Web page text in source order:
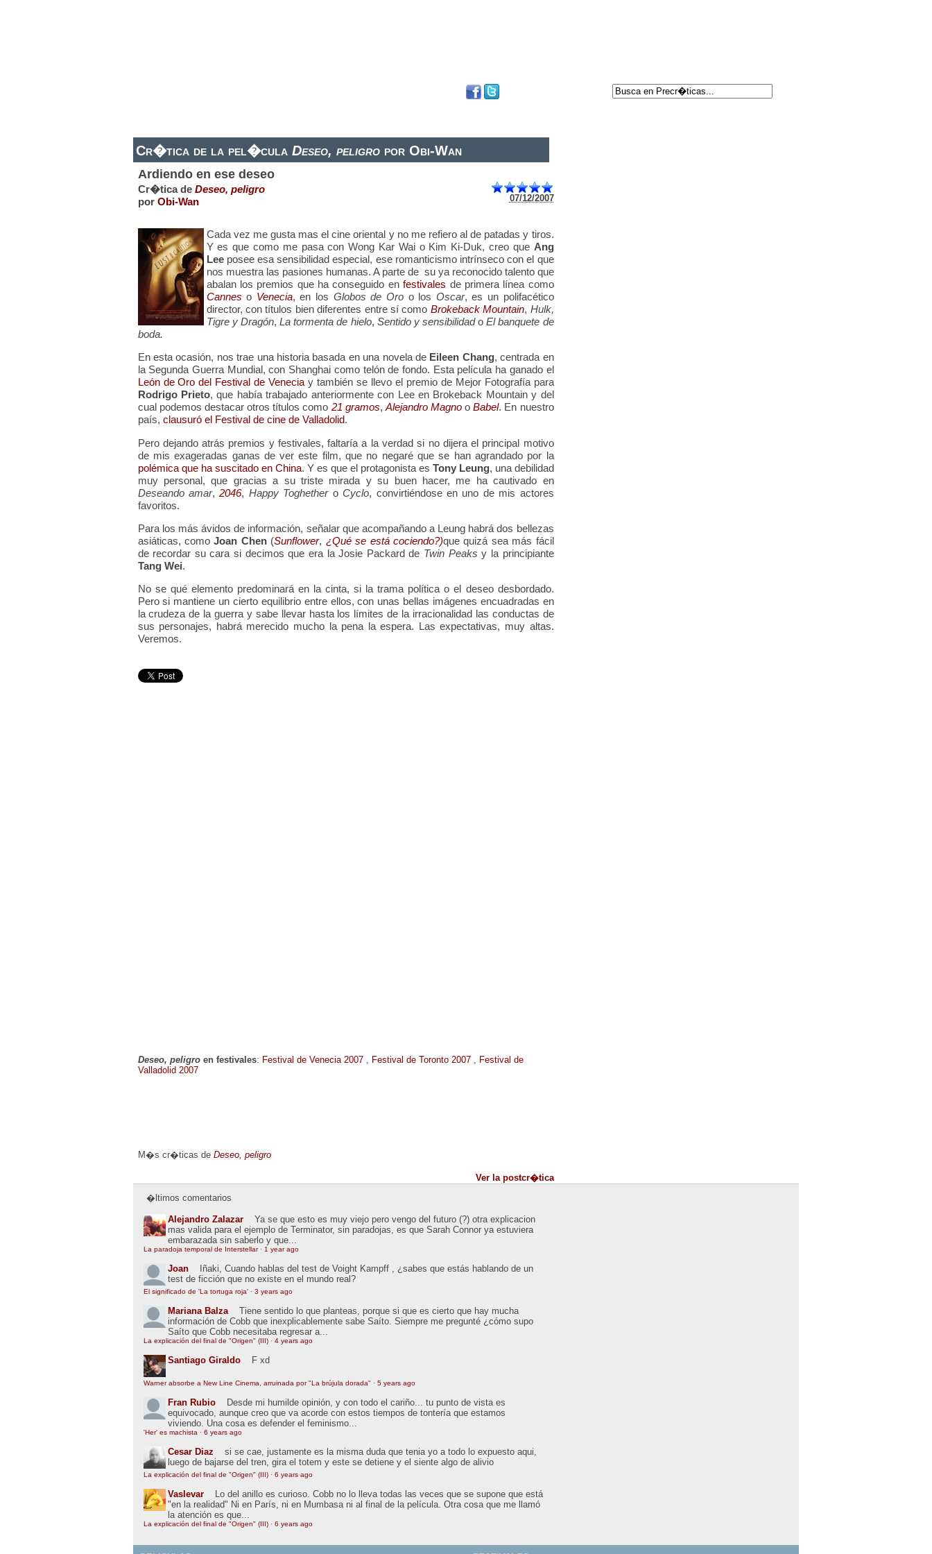
Cr�tica de la pel�cula Deseo, peligro por Obi-Wan
Ardiendo en ese deseo
07/12/2007
Cr�tica de Deseo, peligro
por Obi-Wan
Cada vez me gusta mas el cine oriental y no me refiero al de patadas y tiros.
Y es que como me pasa con Wong Kar Wai o Kim Ki-Duk, creo que Ang
Leeposee esa sensibilidad especial, ese romanticismo intrínseco con el que
nos muestra las pasiones humanas. A parte de su ya reconocido talento que
abalan los premios que ha conseguido enfestivales de primera línea como
Canneso Venecia, en los Globos de Oroo los Oscar, es un polifacético
director, con títulos bien diferentes entre sí como Brokeback Mountain, Hulk,
Tigre y Dragón,La tormenta de hielo, Sentido y sensibilidado El banquete de
boda.
En esta ocasión, nos trae una historia basada en una novela de Eileen Chang, centrada en
la Segunda Guerra Mundial, con Shanghai como telón de fondo. Esta película ha ganado el
León de Oro del Festival de Venecia y también se llevo el premio de Mejor Fotografía para
Rodrigo Prieto, que había trabajado anteriormente con Lee en Brokeback Mountain y del
cual podemos destacar otros títulos como 21 gramos, Alejandro Magno oBabel. En nuestro
país, clausuró el Festival de cine de Valladolid.
Pero dejando atrás premios y festivales, faltaría a la verdad si no dijera el principal motivo
de mis exageradas ganas de ver este film, que no negaré que se han agrandado por la
polémica que ha suscitado en China. Y es que el protagonista es Tony Leung, una debilidad
muy personal, que gracias a su triste mirada y su buen hacer, me ha cautivado en
Deseando amar,2046, Happy ToghetheroCyclo, convirtiéndose en uno de mis actores
favoritos.
Para los más ávidos de información, señalar que acompañando a Leung habrá dos bellezas
asiáticas, comoJoan Chen(Sunflower, ¿Qué se está cociendo?)que quizá sea más fácil
de recordar su cara si decimos que era la Josie Packard de Twin Peaks y la principiante
Tang Wei.
No se qué elemento predominará en la cinta, si la trama política o el deseo desbordado.
Pero si mantiene un cierto equilibrio entre ellos, con unas bellas imágenes encuadradas en
la crudeza de la guerra y sabe llevar hasta los límites de la irracionalidad las conductas de
sus personajes, habrá merecido mucho la pena la espera. Las expectativas, muy altas.
Veremos.
Deseo, peligroen festivales: Festival de Venecia 2007, Festival de Toronto 2007,
Festival de
Valladolid 2007
M�s cr�ticas de Deseo, peligro
Ver la postcr�tica
�ltimos comentarios
Alejandro Zalazar
Ya se que esto es muy viejo pero vengo del futuro (?) otra explicacion
mas valida para el ejemplo de Terminator, sin paradojas, es que Sarah Connor ya estuviera
embarazada sin saberlo y que...
La paradoja temporal de Interstellar· 1 year ago
Joan
Iñaki, Cuando hablas del test de Voight Kampff , ¿sabes que estás hablando de un
test de ficción que no existe en el mundo real?
El significado de 'La tortuga roja' · 3 years ago
Mariana Balza
Tiene sentido lo que planteas, porque si que es cierto que hay mucha
información de Cobb que inexplicablemente sabe Saíto. Siempre me pregunté ¿cómo supo
Saíto que Cobb necesitaba regresar a...
La explicación del final de "Origen" (III) · 4 years ago
Santiago Giraldo F xd
Warner absorbe a New Line Cinema, arruinada por "La brújula dorada" · 5 years ago
Fran Rubio
Desde mi humilde opinión, y con todo el cariño... tu punto de vista es
equivocado, aunque creo que va acorde con estos tiempos de tontería que estamos
viviendo. Una cosa es defender el feminismo...
'Her' es machista · 6 years ago
Cesar Diaz
si se cae, justamente es la misma duda que tenia yo a todo lo expuesto aqui,
luego de bajarse del tren, gira el totem y este se detiene y el siente algo de alivio
La explicación del final de "Origen" (III) · 6 years ago
Vaslevar
Lo del anillo es curioso. Cobb no lo lleva todas las veces que se supone que está
"en la realidad" Ni en París, ni en Mumbasa ni al final de la película. Otra cosa que me llamó
la atención es que...
La explicación del final de "Origen" (III) · 6 years ago